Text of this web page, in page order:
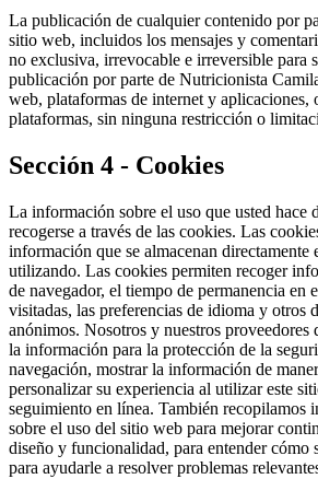
La publicación de cualquier contenido por
sitio web, incluidos los mensajes y
no exclusiva, irrevocable e irreversible para
publicación por parte de Nutricionista
web, plataformas de internet y aplicaciones,
plataformas, sin ninguna restricción o
Sección 4 - Cookies
La información sobre el uso que usted hace
recogerse a través de las cookies. Las
información que se almacenan directamente
utilizando. Las cookies permiten recoger
de navegador, el tiempo de permanencia en
visitadas, las preferencias de idioma y otros
anónimos. Nosotros y nuestros proveedores
la información para la protección de la
navegación, mostrar la información de
personalizar su experiencia al utilizar este
seguimiento en línea. También recopilamos
sobre el uso del sitio web para mejorar
diseño y funcionalidad, para entender cómo
para ayudarle a resolver problemas